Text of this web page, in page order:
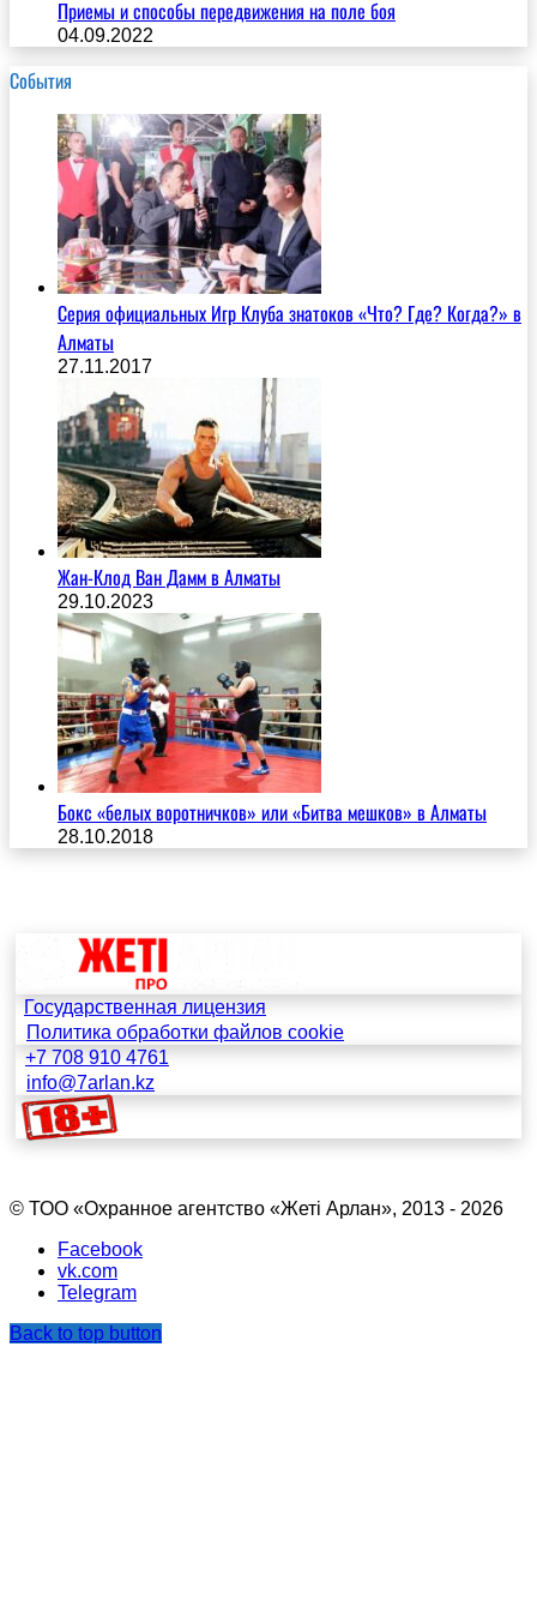
Приемы и способы передвижения на поле боя
04.09.2022
События
Серия официальных Игр Клуба знатоков «Что? Где? Когда?» в
Алматы
27.11.2017
Жан-Клод Ван Дамм в Алматы
29.10.2023
Бокс «белых воротничков» или «Битва мешков» в Алматы
28.10.2018
Государственная лицензия
Политика обработки файлов cookie
+7 708 910 4761
info@7arlan.kz
© ТОО «Охранное агентство «Жетi Арлан», 2013 - 2026
Facebook
vk.com
Telegram
Back to top button